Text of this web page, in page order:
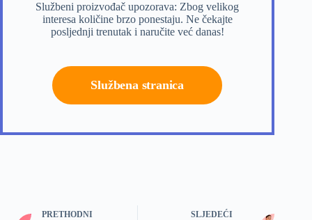
Službeni proizvođač upozorava: Zbog velikog
interesa količine brzo ponestaju. Ne čekajte
posljednji trenutak i naručite već danas!
Službena stranica
PRETHODNI SLJEDEĆI